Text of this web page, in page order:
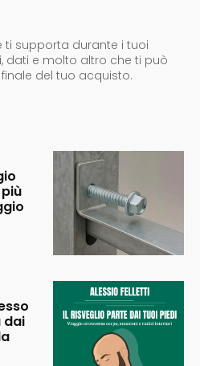
ti supporta durante i tuoi
dati e molto altro che ti può
del tuo acquisto.
dai